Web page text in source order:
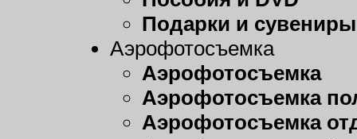
Подарки и сувениры
Аэрофотосъемка
Аэрофотосъемка
Аэрофотосъемка
Аэрофотосъемка